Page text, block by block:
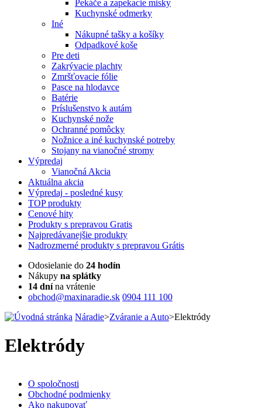
Pekáče a zapekacie misky
Kuchynské odmerky
Iné
Nákupné tašky a košíky
Odpadkové koše
Pre deti
Zakrývacie plachty
Zmršťovacie fólie
Pasce na hlodavce
Batérie
Príslušenstvo k autám
Kuchynské nože
Ochranné pomôcky
Nožnice a iné kuchynské potreby
Stojany na vianočné stromy
Výpredaj
Vianočná Akcia
Aktuálna akcia
Výpredaj - posledné kusy
TOPprodukty
Cenové hity
Produkty s prepravou Gratis
Najpredávanejšie produkty
Nadrozmerné produkty s prepravou Grátis
Odosielanie do 24 hodín
Nákupy na splátky
14 dnína vrátenie
obchod@maxinaradie.sk 0904 111 100
Náradie>Zváranie a Auto>Elektródy
Elektródy
O spoločnosti
Obchodné podmienky
Ako nakupovať